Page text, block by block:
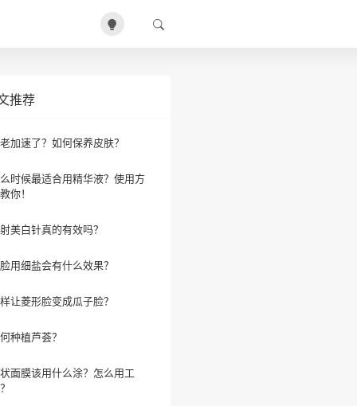
推荐
加速了？如何保养皮肤？
时候最适合用精华液？使用方
你！
美白针真的有效吗？
用细盐会有什么效果？
让菱形脸变成瓜子脸？
种植芦荟？
面膜该用什么涂？怎么用工